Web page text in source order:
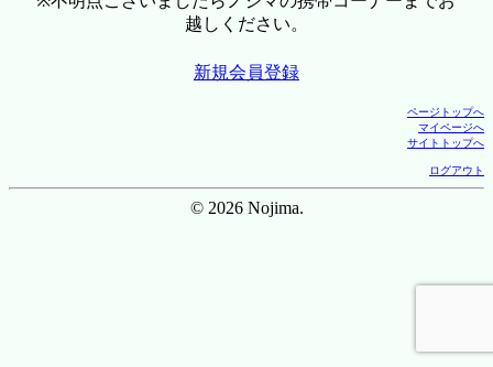
越しください。
新規会員登録
ページトップへ
マイページへ
サイトトップへ
ログアウト
© 2026 Nojima.